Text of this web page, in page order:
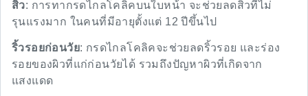
สิว: การทากรดไกลโคลิคบนใบหน้า จะช่วยลดสิวที่ไม่
รุนแรงมาก ในคนที่มีอายุตั้งแต่ 12 ปีขึ้นไป
ริ้วรอยก่อนวัย: กรดไกลโคลิคจะช่วยลดริ้วรอย และร่อง
รอยของผิวที่แก่ก่อนวัยได้ รวมถึงปัญหาผิวที่เกิดจาก
แสงแดด